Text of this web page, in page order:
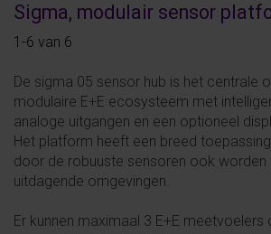
Sigma, modulair sensor
Search results:
1-6 van 6
De sigma 05 sensor hub is het centrale
modulaire E+E ecosysteem met
analoge uitgangen en een optioneel
Het platform heeft een breed
door de robuuste sensoren ook worden
uitdagende omgevingen.
Er kunnen maximaal 3 E+E meetvoelers